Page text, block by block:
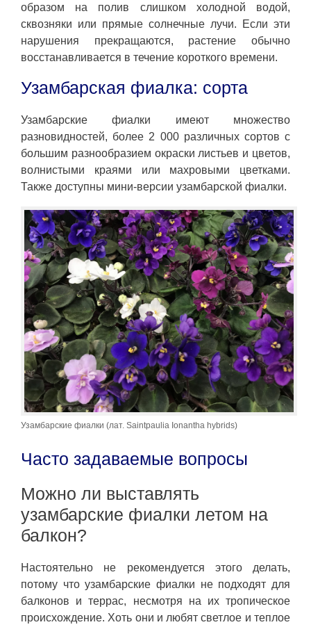
образом на полив слишком холодной водой,
сквозняки или прямые солнечные лучи. Если эти
нарушения прекращаются, растение обычно
восстанавливается в течение короткого времени.
Узамбарская фиалка: сорта
Узамбарские фиалки имеют множество
разновидностей, более 2 000 различных сортов с
большим разнообразием окраски листьев и цветов,
волнистыми краями или махровыми цветками.
Также доступны мини-версии узамбарской фиалки.
Узамбарские фиалки (лат. Saintpaulia Ionantha hybrids)
Часто задаваемые вопросы
Можно ли выставлять
узамбарские фиалки летом на
балкон?
Настоятельно не рекомендуется этого делать,
потому что узамбарские фиалки не подходят для
балконов и террас, несмотря на их тропическое
происхождение. Хоть они и любят светлое и теплое